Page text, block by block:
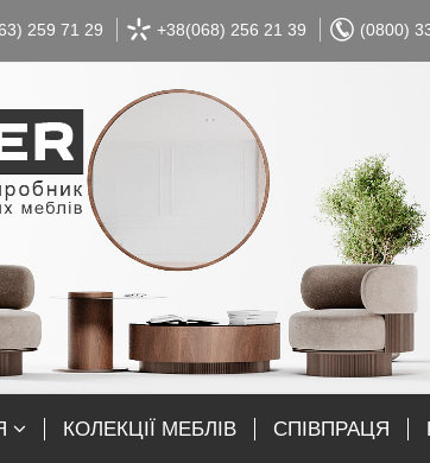
259 71 29 +38(068) 256 21 39 (0800)
КОЛЕКЦІЇ МЕБЛІВ СПІВПРАЦЯ